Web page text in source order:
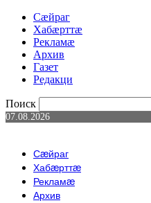
Сæйраг
Хабæрттæ
Рекламæ
Архив
Газет
Редакци
Поиск
07.08.2026
Сæйраг
Хабæрттæ
Рекламæ
Архив